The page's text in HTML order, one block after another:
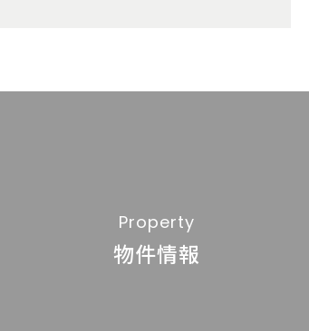
Property
物件情報